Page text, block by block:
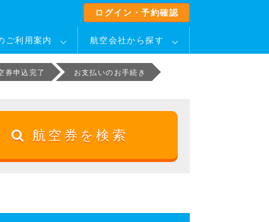
ログイン・予約確認
ご利用案内 航空会社から探す
券申込完了 お支払いのお手続き
航空券を検索